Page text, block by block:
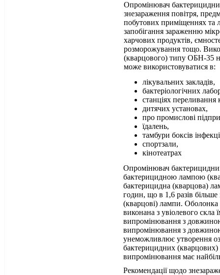
Опромінювач
знезараження повітря,
побутових приміщеннях та
запобігання зараженню
харчових продуктів,
розморожування тощо.
(кварцового) типу ОБН-35
може використовуватися в:
лікувальних закладів,
бактеріологічних
станціях переливання
дитячих установах,
про ­промислові
їдалень,
тамбури боксів
спортзали,
кінотеатрах
Опромінювач
бактерицидною лампою
бактерицидна (кварцова)
годин, що в 1,6 разів більше
(кварцові) лампи.
виконана з увіолевого скла
випромінювання з
випромінювання з
унеможливлює утворення
бактерицидних (кварцових)
випромінювання має
Рекомендації щодо